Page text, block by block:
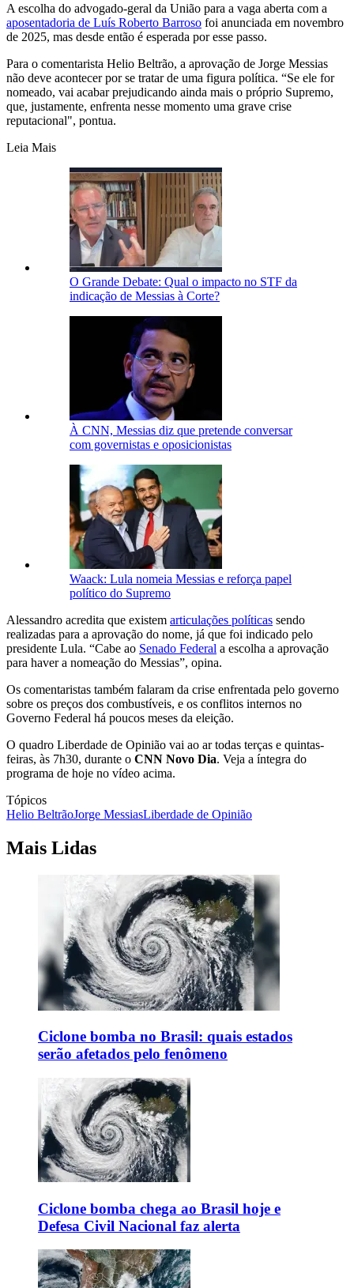
A escolha do advogado-geral da União para a vaga aberta com a
aposentadoria de Luís Roberto Barroso foi anunciada em novembro
de 2025, mas desde então é esperada por esse passo.
Para o comentarista Helio Beltrão, a aprovação de Jorge Messias
não deve acontecer por se tratar de uma figura política. “Se ele for
nomeado, vai acabar prejudicando ainda mais o próprio Supremo,
que, justamente, enfrenta nesse momento uma grave crise
reputacional", pontua.
Leia Mais
O Grande Debate: Qual o impacto no STF da
indicação de Messias à Corte?
À CNN, Messias diz que pretende conversar
com governistas e oposicionistas
Waack: Lula nomeia Messias e reforça papel
político do Supremo
Alessandro acredita que existem articulações políticas sendo
realizadas para a aprovação do nome, já que foi indicado pelo
presidente Lula. “Cabe ao Senado Federal a escolha a aprovação
para haver a nomeação do Messias”, opina.
Os comentaristas também falaram da crise enfrentada pelo governo
sobre os preços dos combustíveis, e os conflitos internos no
Governo Federal há poucos meses da eleição.
O quadro Liberdade de Opinião vai ao ar todas terças e quintas-
feiras, às 7h30, durante o CNN Novo Dia. Veja a íntegra do
programa de hoje no vídeo acima.
Tópicos
Helio BeltrãoJorge MessiasLiberdade de Opinião
Mais Lidas
Ciclone bomba no Brasil: quais estados
serão afetados pelo fenômeno
Ciclone bomba chega ao Brasil hoje e
Defesa Civil Nacional faz alerta